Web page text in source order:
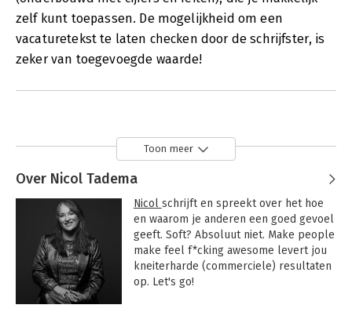
zelf kunt toepassen. De mogelijkheid om een
vacaturetekst te laten checken door de schrijfster, is
zeker van toegevoegde waarde!
Toon meer
Over Nicol Tadema
Nicol schrijft en spreekt over het hoe
en waarom je anderen een goed gevoel
geeft. Soft? Absoluut niet. Make people
make feel f*cking awesome levert jou
kneiterharde (commerciele) resultaten
op. Let's go!